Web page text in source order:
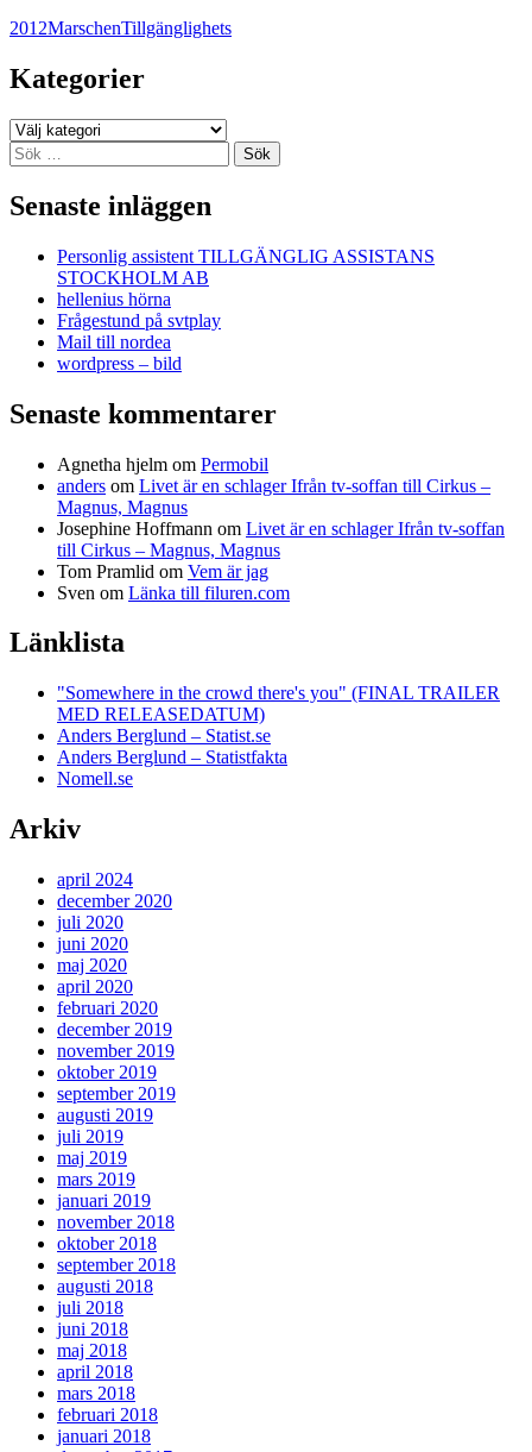
2012MarschenTillgänglighets
Kategorier
Kategorier
Sök
efter:
Senaste inläggen
Personlig assistent TILLGÄNGLIG ASSISTANS
STOCKHOLM AB
hellenius hörna
Frågestund på svtplay
Mail till nordea
wordpress – bild
Senaste kommentarer
Agnetha hjelm om Permobil
anders om Livet är en schlager Ifrån tv-soffan till Cirkus –
Magnus, Magnus
Josephine Hoffmann om Livet är en schlager Ifrån tv-soffan
till Cirkus – Magnus, Magnus
Tom Pramlid om Vem är jag
Sven om Länka till filuren.com
Länklista
"Somewhere in the crowd there's you" (FINAL TRAILER
MED RELEASEDATUM)
Anders Berglund – Statist.se
Anders Berglund – Statistfakta
Nomell.se
Arkiv
april 2024
december 2020
juli 2020
juni 2020
maj 2020
april 2020
februari 2020
december 2019
november 2019
oktober 2019
september 2019
augusti 2019
juli 2019
maj 2019
mars 2019
januari 2019
november 2018
oktober 2018
september 2018
augusti 2018
juli 2018
juni 2018
maj 2018
april 2018
mars 2018
februari 2018
januari 2018